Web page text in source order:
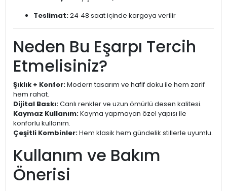
Teslimat:24‑48 saat içinde kargoya verilir
Neden Bu Eşarpı Tercih
Etmelisiniz?
Şıklık + Konfor:Modern tasarım ve hafif doku ile hem zarif
hem rahat.
Dijital Baskı:Canlı renkler ve uzun ömürlü desen kalitesi.
Kaymaz Kullanım:Kayma yapmayan özel yapısı ile
konforlu kullanım.
Çeşitli Kombinler:Hem klasik hem gündelik stillerle uyumlu.
Kullanım ve Bakım
Önerisi